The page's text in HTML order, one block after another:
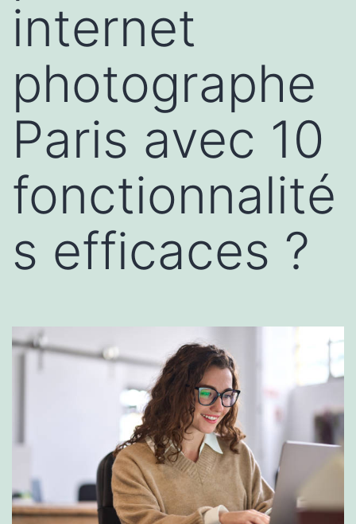
internet
photographe
Paris avec 10
fonctionnalité
s efficaces ?